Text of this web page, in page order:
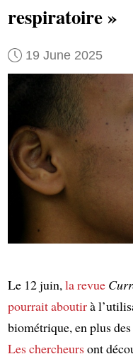
respiratoire »
19 June 2025
Le 12 juin, la revue
pourrait aboutirà
biométrique, en plus des
Les chercheursont